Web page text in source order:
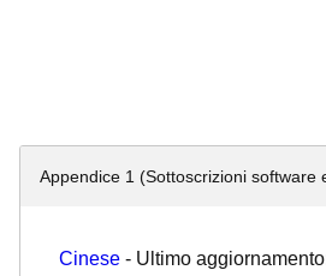
Appendice 1 (Sottoscrizioni software
Cinese - Ultimo